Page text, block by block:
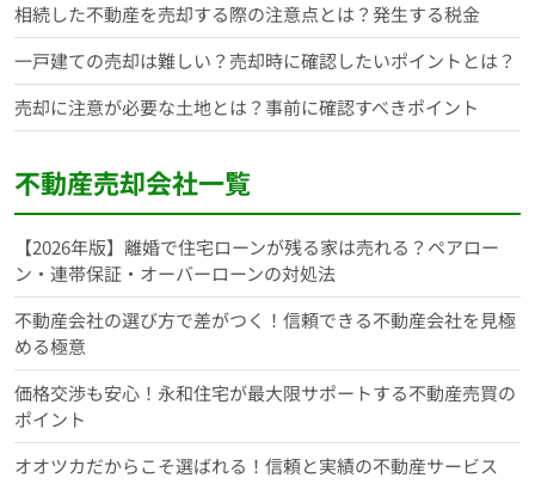
相続した不動産を売却する際の注意点とは？発生する税金
一戸建ての売却は難しい？売却時に確認したいポイントとは？
売却に注意が必要な土地とは？事前に確認すべきポイント
不動産売却会社一覧
【2026年版】離婚で住宅ローンが残る家は売れる？ペアロー
ン・連帯保証・オーバーローンの対処法
不動産会社の選び方で差がつく！信頼できる不動産会社を見極
める極意
価格交渉も安心！永和住宅が最大限サポートする不動産売買の
ポイント
オオツカだからこそ選ばれる！信頼と実績の不動産サービス